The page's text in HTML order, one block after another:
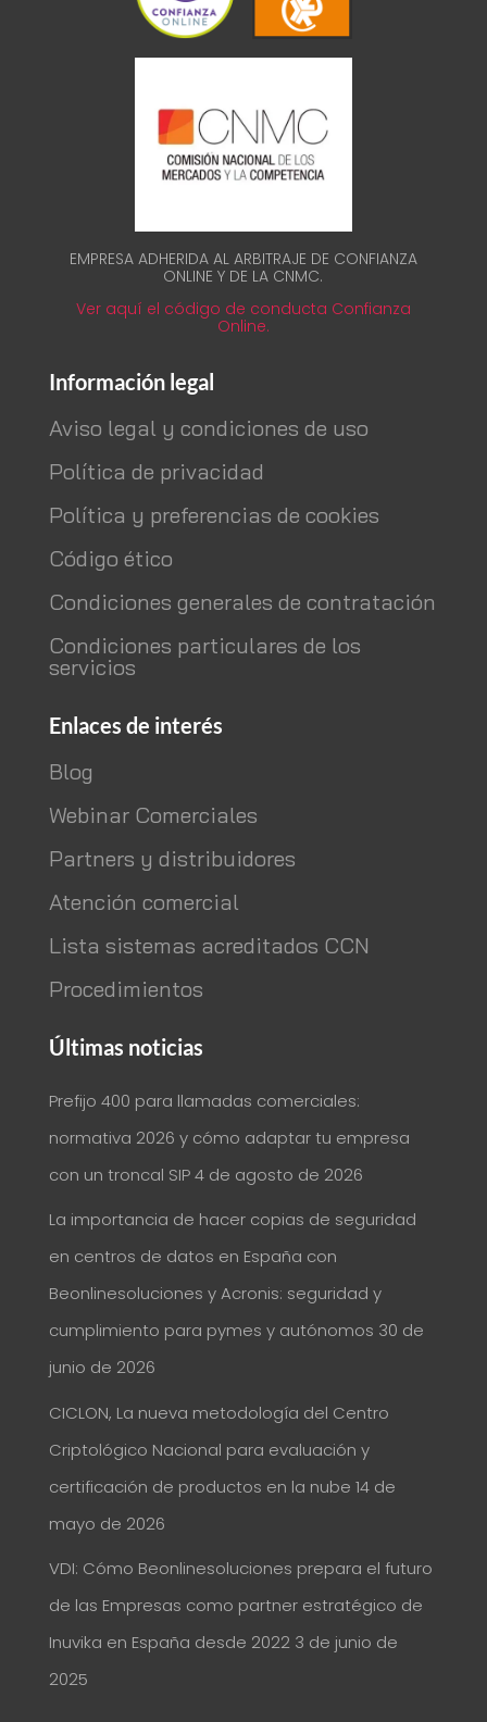
EMPRESA ADHERIDA AL ARBITRAJE DE CONFIANZA
ONLINE Y DE LA CNMC.
Ver aquí el código de conducta Confianza
Online.
Información legal
Aviso legal y condiciones de uso
Política de privacidad
Política y preferencias de cookies
Código ético
Condiciones generales de contratación
Condiciones particulares de los
servicios
Enlaces de interés
Blog
Webinar Comerciales
Partners y distribuidores
Atención comercial
Lista sistemas acreditados CCN
Procedimientos
Últimas noticias
Prefijo 400 para llamadas comerciales:
normativa 2026 y cómo adaptar tu empresa
con un troncal SIP 4 de agosto de 2026
La importancia de hacer copias de seguridad
en centros de datos en España con
Beonlinesoluciones y Acronis: seguridad y
cumplimiento para pymes y autónomos 30 de
junio de 2026
CICLON, La nueva metodología del Centro
Criptológico Nacional para evaluación y
certificación de productos en la nube 14 de
mayo de 2026
VDI: Cómo Beonlinesoluciones prepara el futuro
de las Empresas como partner estratégico de
Inuvika en España desde 2022 3 de junio de
2025